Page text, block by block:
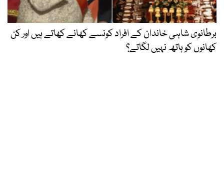
برطانوی شاہی خاندان کے افراد کونسے کھانے کھاتے ہیں اور کن
کھانوں کو ہاتھ نہیں لگاتے؟